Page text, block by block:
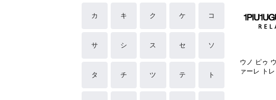
カ キ ク ケ コ
サ シ ス セ ソ
タ チ ツ テ ト
ウノ ピゥ
ァーレ トレ